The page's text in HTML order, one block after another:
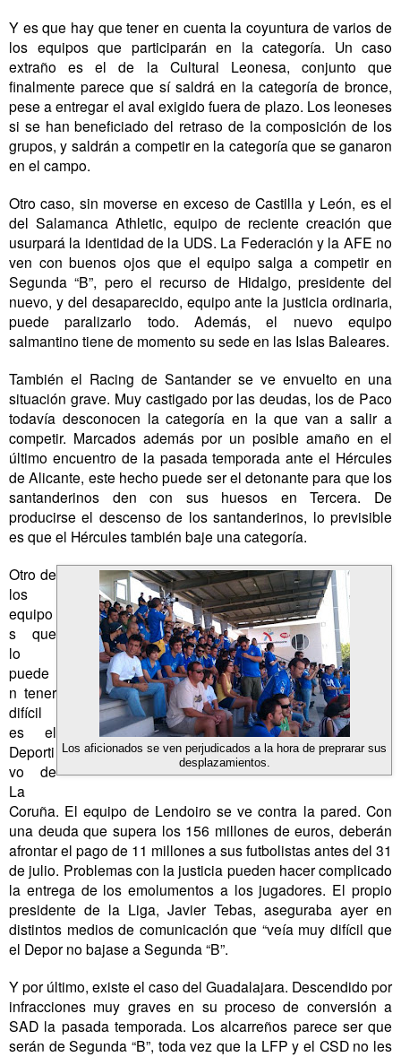
Y es que hay que tener en cuenta la coyuntura de varios de
los equipos que participarán en la categoría. Un caso
extraño es el de la Cultural Leonesa, conjunto que
finalmente parece que sí saldrá en la categoría de bronce,
pese a entregar el aval exigido fuera de plazo. Los leoneses
si se han beneficiado del retraso de la composición de los
grupos, y saldrán a competir en la categoría que se ganaron
en el campo.
Otro caso, sin moverse en exceso de Castilla y León, es el
del Salamanca Athletic, equipo de reciente creación que
usurpará la identidad de la UDS. La Federación y la AFE no
ven con buenos ojos que el equipo salga a competir en
Segunda “B”, pero el recurso de Hidalgo, presidente del
nuevo, y del desaparecido, equipo ante la justicia ordinaria,
puede paralizarlo todo. Además, el nuevo equipo
salmantino tiene de momento su sede en las Islas Baleares.
También el Racing de Santander se ve envuelto en una
situación grave. Muy castigado por las deudas, los de Paco
todavía desconocen la categoría en la que van a salir a
competir. Marcados además por un posible amaño en el
último encuentro de la pasada temporada ante el Hércules
de Alicante, este hecho puede ser el detonante para que los
santanderinos den con sus huesos en Tercera. De
producirse el descenso de los santanderinos, lo previsible
es que el Hércules también baje una categoría.
Los aficionados se ven perjudicados a la hora de preprarar sus
desplazamientos.
Otro de
los
equipo
s que
lo
puede
n tener
difícil
es el
Deporti
vo de
La
Coruña. El equipo de Lendoiro se ve contra la pared. Con
una deuda que supera los 156 millones de euros, deberán
afrontar el pago de 11 millones a sus futbolistas antes del 31
de julio. Problemas con la justicia pueden hacer complicado
la entrega de los emolumentos a los jugadores. El propio
presidente de la Liga, Javier Tebas, aseguraba ayer en
distintos medios de comunicación que “veía muy difícil que
el Depor no bajase a Segunda “B”.
Y por último, existe el caso del Guadalajara. Descendido por
infracciones muy graves en su proceso de conversión a
SAD la pasada temporada. Los alcarreños parece ser que
serán de Segunda “B”, toda vez que la LFP y el CSD no les